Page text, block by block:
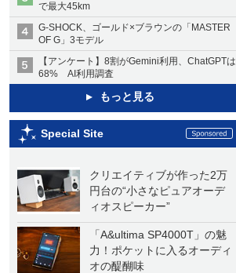
で最大45km
G-SHOCK、ゴールド×ブラウンの「MASTER
OF G」3モデル
【アンケート】8割がGemini利用、ChatGPTは
68% AI利用調査
もっと見る
Special Site
クリエイティブが作った2万
円台の“小さなピュアオーデ
ィオスピーカー”
「A&ultima SP4000T」の魅
力！ポケットに入るオーディ
オの醍醐味